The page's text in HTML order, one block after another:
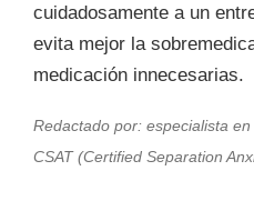
cuidadosamente a un
evita mejor la
medicación innecesarias.
Redactado por: especialista
CSAT (Certified Separation